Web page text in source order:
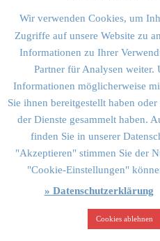
Brücke ist
deshalb so
mächtig,
weil die
die in der Gletscherlagune treiben,
Meer. Und dann kamen wir zur
hat einen Umfang von über 20
7 Kilometer. Außerdem ist der See
Islands. Am Ende dieses gewaltigen
ca. 500 Meter langen und etwa 200
abfließen.
Wir verwenden Cookies, um
Zugriffe auf unsere Website zu
Informationen zu Ihrer
Partner für Analysen weiter.
Informationen möglicherweise
Sie ihnen bereitgestellt haben
der Dienste gesammelt haben.
finden Sie in unserer
"Akzeptieren" stimmen Sie der
"Cookie-Einstellungen"
» Datenschutzerklärung
Cookies ablehnen